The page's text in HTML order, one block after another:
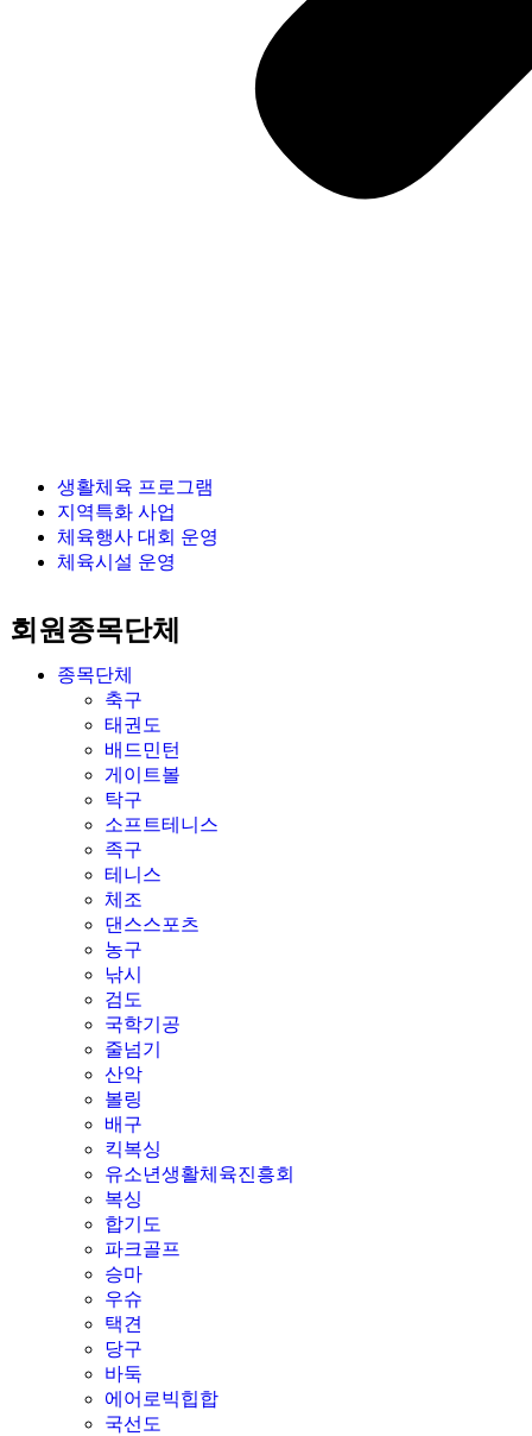
생활체육 프로그램
지역특화 사업
체육행사 대회 운영
체육시설 운영
회원종목단체
종목단체
축구
태권도
배드민턴
게이트볼
탁구
소프트테니스
족구
테니스
체조
댄스스포츠
농구
낚시
검도
국학기공
줄넘기
산악
볼링
배구
킥복싱
유소년생활체육진흥회
복싱
합기도
파크골프
승마
우슈
택견
당구
바둑
에어로빅힙합
국선도